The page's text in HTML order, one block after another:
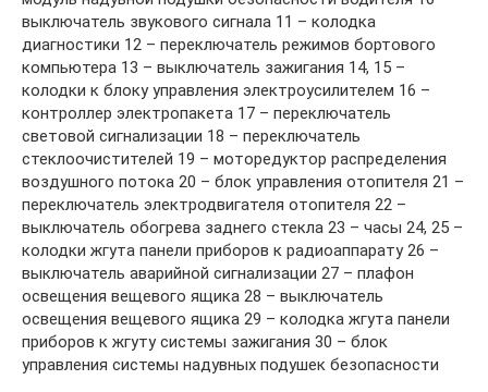
выключатель звукового сигнала 11 – колодка
диагностики 12 – переключатель режимов бортового
компьютера 13 – выключатель зажигания 14, 15 –
колодки к блоку управления электроусилителем 16 –
контроллер электропакета 17 – переключатель
световой сигнализации 18 – переключатель
стеклоочистителей 19 – моторедуктор распределения
воздушного потока 20 – блок управления отопителя 21 –
переключатель электродвигателя отопителя 22 –
выключатель обогрева заднего стекла 23 – часы 24, 25 –
колодки жгута панели приборов к радиоаппарату 26 –
выключатель аварийной сигнализации 27 – плафон
освещения вещевого ящика 28 – выключатель
освещения вещевого ящика 29 – колодка жгута панели
приборов к жгуту системы зажигания 30 – блок
управления системы надувных подушек безопасности